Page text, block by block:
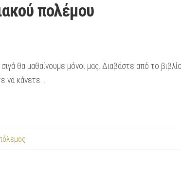
πολέμου
θα μαθαίνουμε μόνοι μας. Διαβάστε από το
να κάνετε …